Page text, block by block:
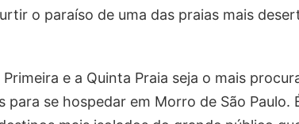
o paraíso de uma das praias mais
e a Quinta Praia seja o mais
para se hospedar em Morro de São Paulo.